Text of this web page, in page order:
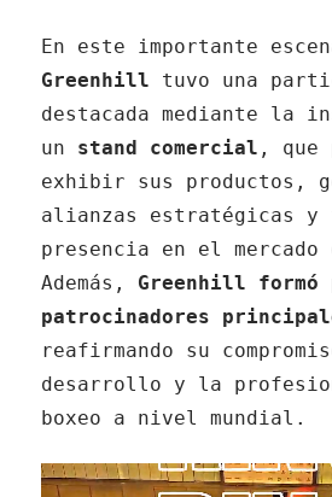
En este importante
Greenhill tuvo una
destacada mediante la
un stand comercial , que
exhibir sus productos,
alianzas estratégicas
presencia en el
Además, Greenhill formó
patrocinadores
reafirmando su
desarrollo y la
boxeo a nivel mundial.